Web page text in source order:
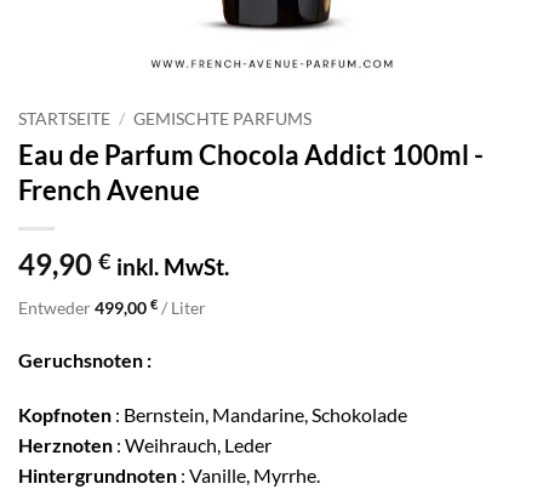
STARTSEITE / GEMISCHTE PARFUMS
Eau de Parfum Chocola Addict 100ml -
French Avenue
49,90 € inkl. MwSt.
Entweder499,00 € / Liter
Geruchsnoten :
Kopfnoten : Bernstein, Mandarine, Schokolade
Herznoten : Weihrauch, Leder
Hintergrundnoten : Vanille, Myrrhe.